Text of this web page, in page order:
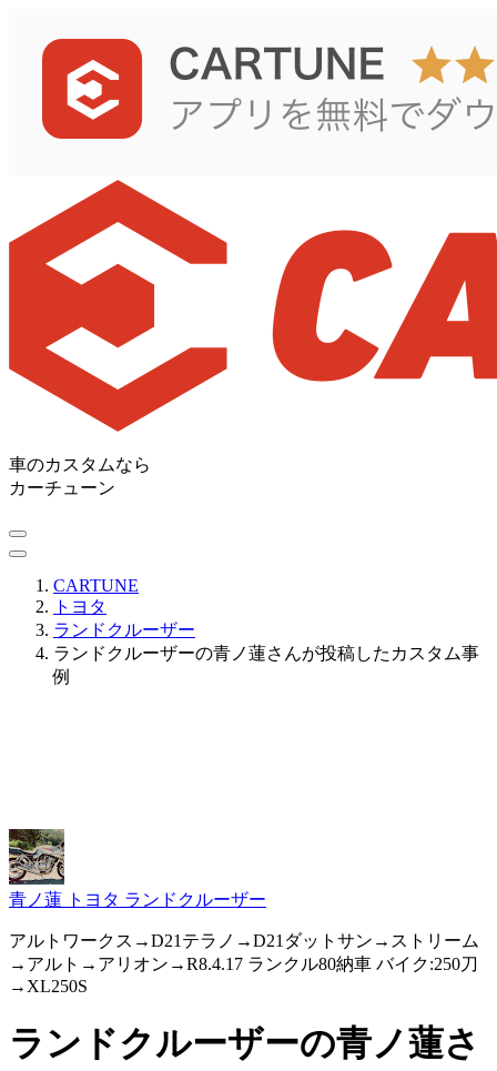
車のカスタムなら
カーチューン
CARTUNE
トヨタ
ランドクルーザー
ランドクルーザーの青ノ蓮さんが投稿したカスタム事
例
青ノ蓮 トヨタ ランドクルーザー
アルトワークス→D21テラノ→D21ダットサン→ストリーム
→アルト→アリオン→R8.4.17 ランクル80納車 バイク:250刀
→XL250S
ランドクルーザーの青ノ蓮さ